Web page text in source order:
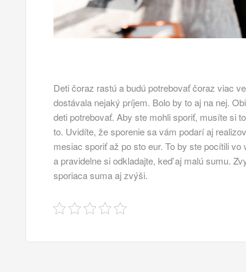
Deti čoraz rastú a budú potrebovať čoraz viac
dostávala nejaký príjem. Bolo by to aj na nej.
deti potrebovať. Aby ste mohli sporiť, musíte si
to. Uvidíte, že sporenie sa vám podarí aj
mesiac sporiť až po sto eur. To by ste pocítili
a pravidelne si odkladajte, keď aj malú sumu.
sporiaca suma aj zvýši.